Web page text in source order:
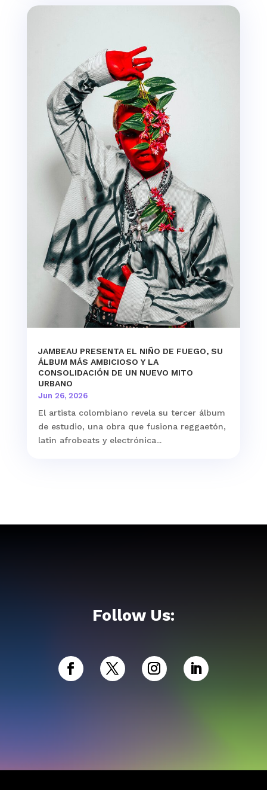
JAMBEAU PRESENTA EL NIÑO DE FUEGO, SU
ÁLBUM MÁS AMBICIOSO Y LA
CONSOLIDACIÓN DE UN NUEVO MITO
URBANO
Jun 26, 2026
El artista colombiano revela su tercer álbum
de estudio, una obra que fusiona reggaetón,
latin afrobeats y electrónica...
Follow Us: